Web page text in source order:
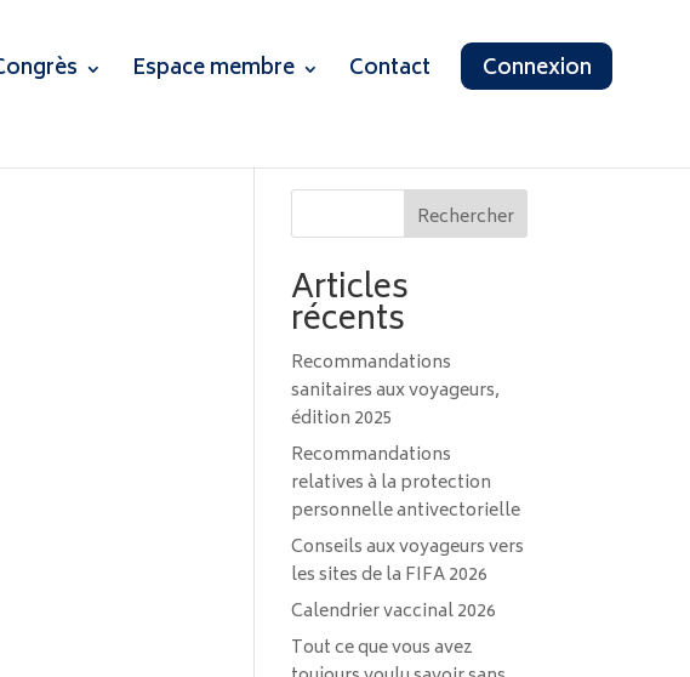
Espace membre Contact Connexion
Rechercher
Articles
récents
Recommandations
sanitaires aux voyageurs,
édition 2025
Recommandations
relatives à la protection
personnelle antivectorielle
Conseils aux voyageurs vers
les sites de la FIFA 2026
Calendrier vaccinal 2026
Tout ce que vous avez